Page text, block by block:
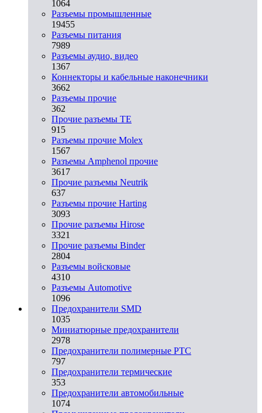
1064
Разъeмы промышленные
19455
Разъeмы питания
7989
Разъeмы аудио, видео
1367
Коннекторы и кабельные наконечники
3662
Разъeмы прочие
362
Прочие разъемы TE
915
Разъемы прочие Molex
1567
Разъемы Amphenol прочие
3617
Прочие разъемы Neutrik
637
Разъемы прочие Harting
3093
Прочие разъемы Hirose
3321
Прочие разъемы Binder
2804
Разъемы войсковые
4310
Разъeмы Automotive
1096
Предохранители SMD
1035
Миниатюрные предохранители
2978
Предохранители полимерные PTC
797
Предохранители термические
353
Предохранители автомобильные
1074